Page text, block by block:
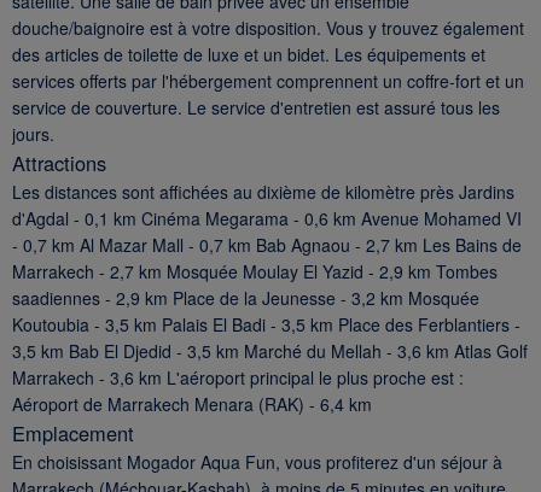
douche/baignoire est à votre disposition. Vous y trouvez également
des articles de toilette de luxe et un bidet. Les équipements et
services offerts par l'hébergement comprennent un coffre-fort et un
service de couverture. Le service d'entretien est assuré tous les
jours.
Attractions
Les distances sont affichées au dixième de kilomètre près Jardins
d'Agdal - 0,1 km Cinéma Megarama - 0,6 km Avenue Mohamed VI
- 0,7 km Al Mazar Mall - 0,7 km Bab Agnaou - 2,7 km Les Bains de
Marrakech - 2,7 km Mosquée Moulay El Yazid - 2,9 km Tombes
saadiennes - 2,9 km Place de la Jeunesse - 3,2 km Mosquée
Koutoubia - 3,5 km Palais El Badi - 3,5 km Place des Ferblantiers -
3,5 km Bab El Djedid - 3,5 km Marché du Mellah - 3,6 km Atlas Golf
Marrakech - 3,6 km L'aéroport principal le plus proche est :
Aéroport de Marrakech Menara (RAK) - 6,4 km
Emplacement
En choisissant Mogador Aqua Fun, vous profiterez d'un séjour à